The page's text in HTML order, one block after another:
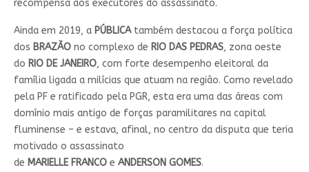
recompensa aos executores do assassinato.
Ainda em 2019, a PÚBLICAtambém destacou a força política
dos BRAZÃOno complexo de RIO DAS PEDRAS, zona oeste
do RIO DE JANEIRO, com forte desempenho eleitoral da
família ligada a milícias que atuam na região. Como revelado
pela PF e ratificado pela PGR, esta era uma das áreas com
domínio mais antigo de forças paramilitares na capital
fluminense – e estava, afinal, no centro da disputa que teria
motivado o assassinato
de MARIELLE FRANCOe ANDERSON GOMES.